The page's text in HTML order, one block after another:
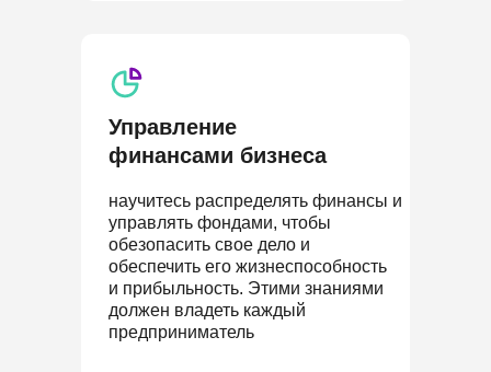
Управление
финансами бизнеса
научитесь распределять финансы и
управлять фондами, чтобы
обезопасить свое дело и
обеспечить его жизнеспособность
и прибыльность. Этими знаниями
должен владеть каждый
предприниматель